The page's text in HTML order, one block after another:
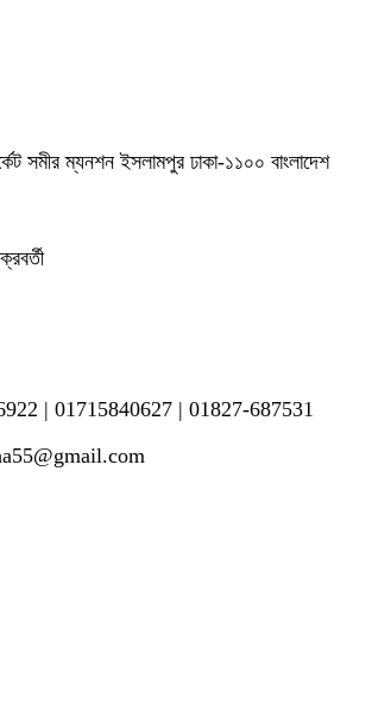
সমীর ম্যনশন ইসলামপুর ঢাকা-১১০০ বাংলাদেশ
| 01715840627 | 01827-687531